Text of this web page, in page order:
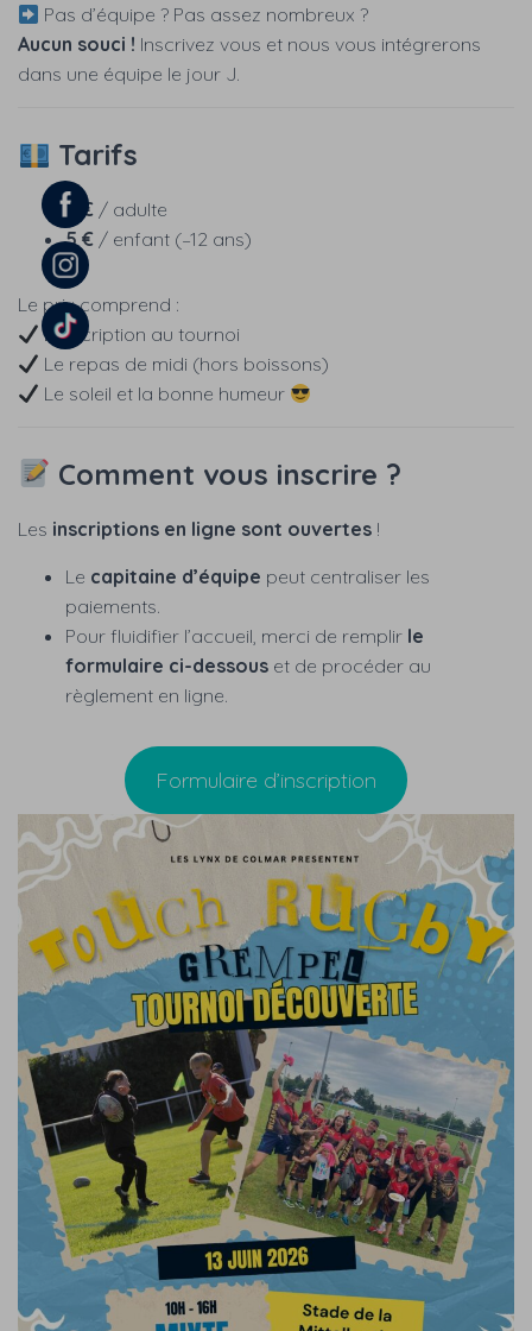
Pas d’équipe ? Pas assez nombreux ?
Aucun souci ! Inscrivez vous et nous vous intégrerons
dans une équipe le jour J.
Tarifs
8 € / adulte
5 € / enfant (–12 ans)
Le prix comprend :
L’inscription au tournoi
Le repas de midi (hors boissons)
Le soleil et la bonne humeur
Comment vous inscrire ?
Les inscriptions en ligne sont ouvertes !
Le capitaine d’équipe peut centraliser les
paiements.
Pour fluidifier l’accueil, merci de remplir le
formulaire ci-dessous et de procéder au
règlement en ligne.
Formulaire d’inscription